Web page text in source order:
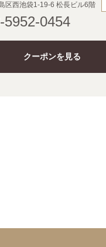
区西池袋1-19-6 松長ビル6階
5952-0454
クーポンを見る